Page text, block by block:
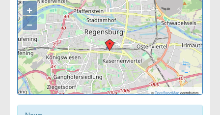
+
−
© OpenStreetMapcontributors.